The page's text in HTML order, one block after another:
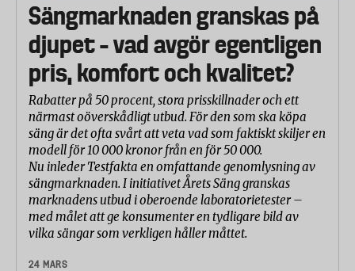
Sängmarknaden granskas på
djupet – vad avgör egentligen
pris, komfort och kvalitet?
Rabatter på 50 procent, stora prisskillnader och ett
närmast oöverskådligt utbud. För den som ska köpa
säng är det ofta svårt att veta vad som faktiskt skiljer en
modell för 10 000 kronor från en för 50 000.
Nu inleder Testfakta en omfattande genomlysning av
sängmarknaden. I initiativet Årets Säng granskas
marknadens utbud i oberoende laboratorietester –
med målet att ge konsumenter en tydligare bild av
vilka sängar som verkligen håller måttet.
24 MARS